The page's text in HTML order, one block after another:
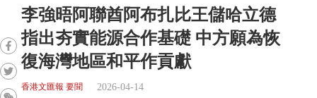
李強晤阿聯酋阿布扎比王儲哈立德
指出夯實能源合作基礎 中方願為恢
復海灣地區和平作貢獻
香港文匯報 要聞 2026-04-14